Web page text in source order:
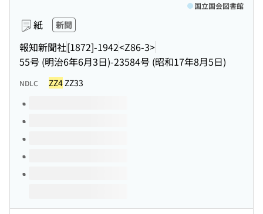
紙 新聞
報知新聞社[1872]-1942<Z86-3>
55号 (明治6年6月3日)-23584号 (昭和17年8月5日)
国立国会図書館
NDLC ZZ4ZZ33
このタイトルの巻号